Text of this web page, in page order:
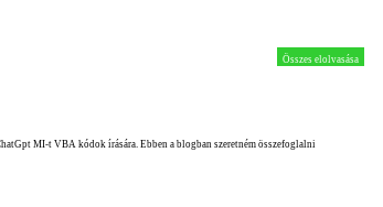
Összes elolvasása
MI-t VBA kódok írására. Ebben a blogban szeretném összefoglalni